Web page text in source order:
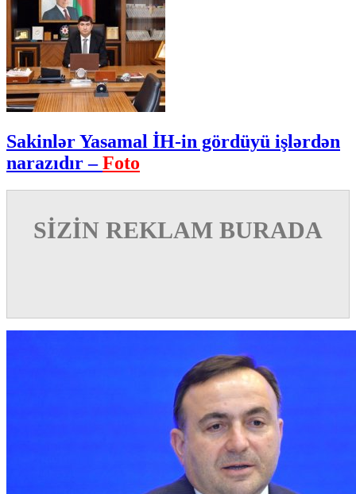
Sakinlər Yasamal İH-in gördüyü işlərdən
narazıdır –Foto
SİZİN REKLAM BURADA